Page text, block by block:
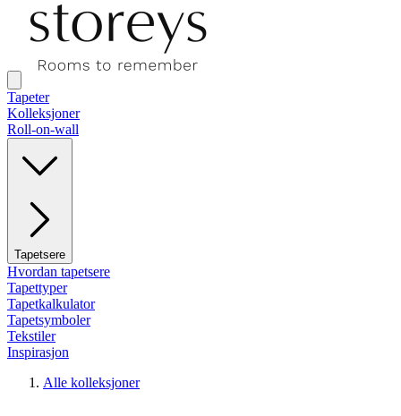
Tapeter
Kolleksjoner
Roll-on-wall
Tapetsere
Hvordan tapetsere
Tapettyper
Tapetkalkulator
Tapetsymboler
Tekstiler
Inspirasjon
Alle kolleksjoner